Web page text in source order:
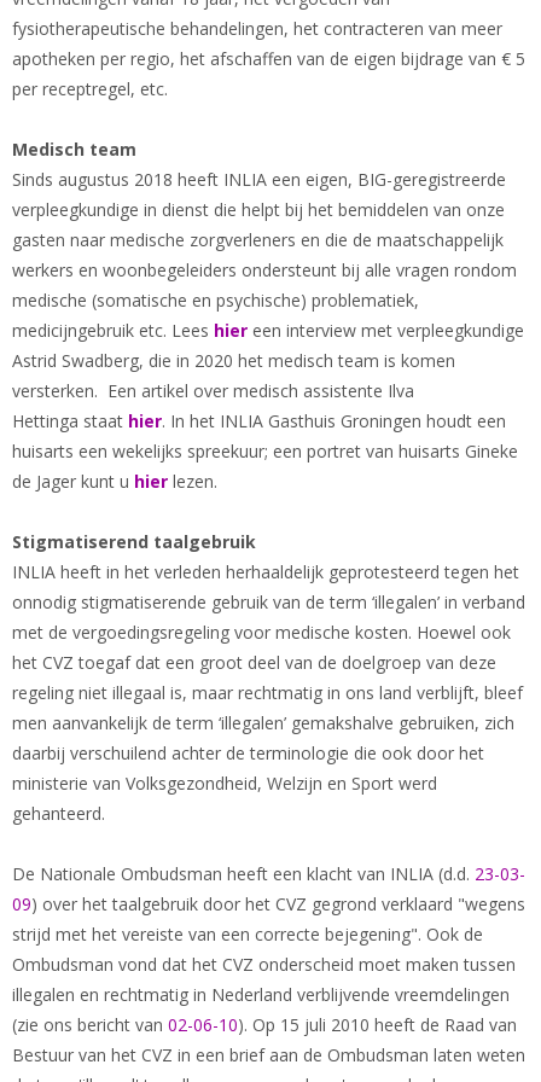
fysiotherapeutische behandelingen, het contracteren van meer
apotheken per regio, het afschaffen van de eigen bijdrage van € 5
per receptregel, etc.
Medisch team
Sinds augustus 2018 heeft INLIA een eigen, BIG-geregistreerde
verpleegkundige in dienst die helpt bij het bemiddelen van onze
gasten naar medische zorgverleners en die de maatschappelijk
werkers en woonbegeleiders ondersteunt bij alle vragen rondom
medische (somatische en psychische) problematiek,
medicijngebruik etc. Lees hier een interview met verpleegkundige
Astrid Swadberg, die in 2020 het medisch team is komen
versterken. Een artikel over medisch assistente Ilva
Hettinga staat hier. In het INLIA Gasthuis Groningen houdt een
huisarts een wekelijks spreekuur; een portret van huisarts Gineke
de Jager kunt u hier lezen.
Stigmatiserend taalgebruik
INLIA heeft in het verleden herhaaldelijk geprotesteerd tegen het
onnodig stigmatiserende gebruik van de term ‘illegalen’ in verband
met de vergoedingsregeling voor medische kosten. Hoewel ook
het CVZ toegaf dat een groot deel van de doelgroep van deze
regeling niet illegaal is, maar rechtmatig in ons land verblijft, bleef
men aanvankelijk de term ‘illegalen’ gemakshalve gebruiken, zich
daarbij verschuilend achter de terminologie die ook door het
ministerie van Volksgezondheid, Welzijn en Sport werd
gehanteerd.
De Nationale Ombudsman heeft een klacht van INLIA (d.d. 23-03-
09) over het taalgebruik door het CVZ gegrond verklaard "wegens
strijd met het vereiste van een correcte bejegening". Ook de
Ombudsman vond dat het CVZ onderscheid moet maken tussen
illegalen en rechtmatig in Nederland verblijvende vreemdelingen
(zie ons bericht van 02-06-10). Op 15 juli 2010 heeft de Raad van
Bestuur van het CVZ in een brief aan de Ombudsman laten weten